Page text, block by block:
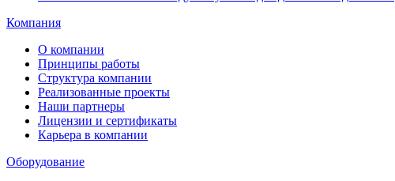
Компания
О компании
Принципы работы
Структура компании
Реализованные проекты
Наши партнеры
Лицензии и сертификаты
Карьера в компании
Оборудование